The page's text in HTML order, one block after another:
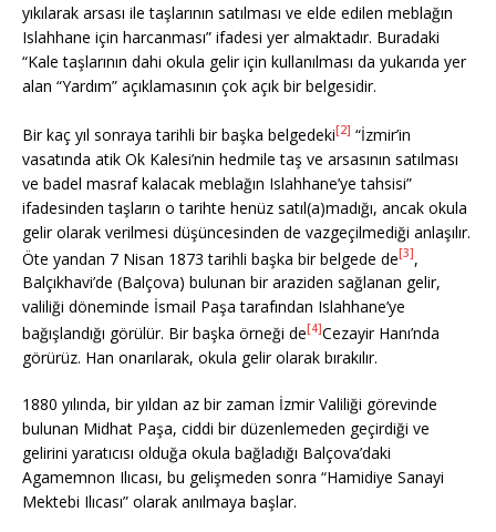
yıkılarak arsası ile taşlarının satılması ve elde edilen meblağın
Islahhane için harcanması” ifadesi yer almaktadır. Buradaki
“Kale taşlarının dahi okula gelir için kullanılması da yukarıda yer
alan “Yardım” açıklamasının çok açık bir belgesidir.
Bir kaç yıl sonraya tarihli bir başka belgedeki[2] “İzmir’in
vasatında atik Ok Kalesi’nin hedmile taş ve arsasının satılması
ve badel masraf kalacak meblağın Islahhane’ye tahsisi”
ifadesinden taşların o tarihte henüz satıl(a)madığı, ancak okula
gelir olarak verilmesi düşüncesinden de vazgeçilmediği anlaşılır.
Öte yandan 7 Nisan 1873 tarihli başka bir belgede de[3],
Balçıkhavi’de (Balçova) bulunan bir araziden sağlanan gelir,
valiliği döneminde İsmail Paşa tarafından Islahhane’ye
bağışlandığı görülür. Bir başka örneği de[4]Cezayir Hanı’nda
görürüz. Han onarılarak, okula gelir olarak bırakılır.
1880 yılında, bir yıldan az bir zaman İzmir Valiliği görevinde
bulunan Midhat Paşa, ciddi bir düzenlemeden geçirdiği ve
gelirini yaratıcısı olduğa okula bağladığı Balçova’daki
Agamemnon Ilıcası, bu gelişmeden sonra “Hamidiye Sanayi
Mektebi Ilıcası” olarak anılmaya başlar.